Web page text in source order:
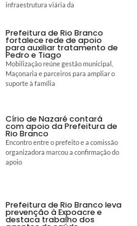
infraestrutura viária da
Prefeitura de Rio Branco
fortalece rede de apoio
para auxiliar tratamento de
Pedro e Tiago
Mobilização reúne gestão municipal,
Maçonaria e parceiros para ampliar o
suporte à família
Círio de Nazaré contará
com apoio da Prefeitura de
Rio Branco
Encontro entre o prefeito e a comissão
organizadora marcou a confirmação do
apoio
Prefeitura de Rio Branco leva
prevenção à Expoacre e
destaca trabalho dos